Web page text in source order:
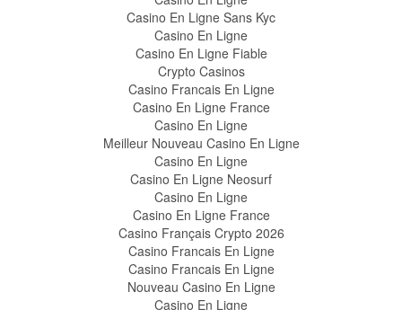
Casino En Ligne Sans Kyc
Casino En Ligne
Casino En Ligne Fiable
Crypto Casinos
Casino Francais En Ligne
Casino En Ligne France
Casino En Ligne
Meilleur Nouveau Casino En Ligne
Casino En Ligne
Casino En Ligne Neosurf
Casino En Ligne
Casino En Ligne France
Casino Français Crypto 2026
Casino Francais En Ligne
Casino Francais En Ligne
Nouveau Casino En Ligne
Casino En Ligne